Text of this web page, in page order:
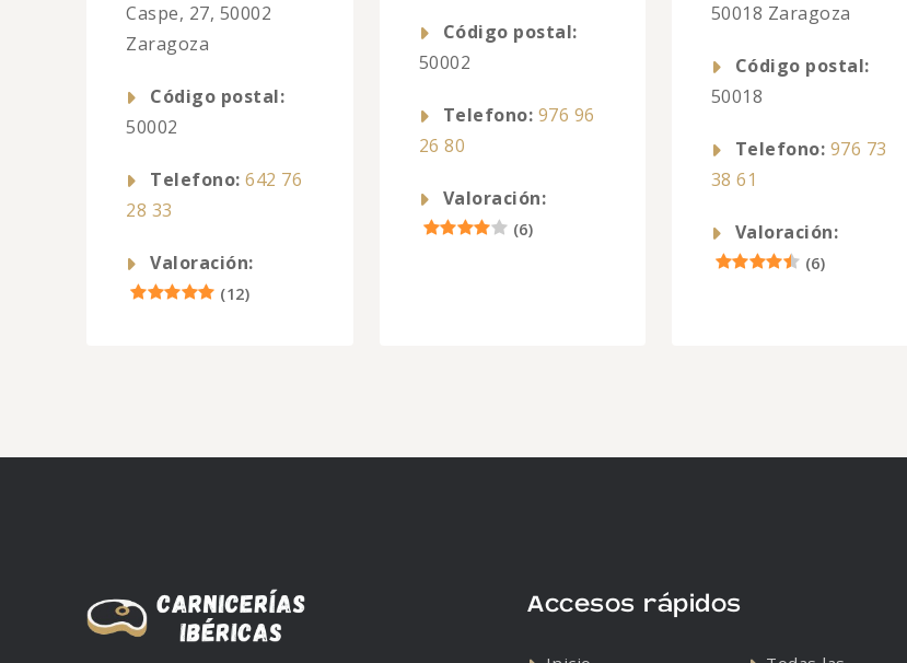
Caspe, 27, 50002
Zaragoza
Código postal:
50002
Telefono: 642 76
28 33
Valoración:
(12)
Código postal:
50002
Telefono: 976 96
26 80
Valoración:
(6)
50018 Zaragoza
Código postal:
50018
Telefono: 976 73
38 61
Valoración:
(6)
Accesos rápidos